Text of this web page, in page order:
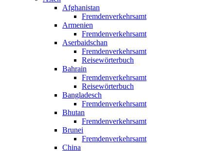
Afghanistan
Fremdenverkehrsamt
Armenien
Fremdenverkehrsamt
Aserbaidschan
Fremdenverkehrsamt
Reisewörterbuch
Bahrain
Fremdenverkehrsamt
Reisewörterbuch
Bangladesch
Fremdenverkehrsamt
Bhutan
Fremdenverkehrsamt
Brunei
Fremdenverkehrsamt
China